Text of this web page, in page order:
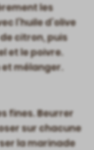
les
l’huile d’olive
citron, puis
et le poivre.
mélanger.
fines. Beurrer
sur chacune
la marinade